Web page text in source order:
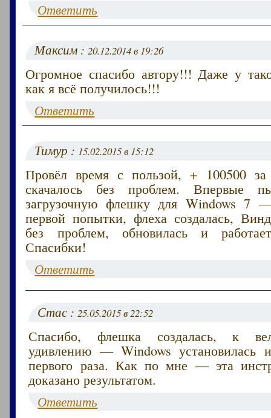
Ответить
Максим :20.12.2014 в 19:26
Огромное спасибо автору!!! Даже у
как я всё получилось!!!
Ответить
Тимур : 15.02.2015 в 15:12
Провёл время с пользой, + 100500 за
скачалось без проблем. Впервые
загрузочную флешку для Windows 7
первой попытки, флеха создалась,
без проблем, обновилась и
Спасибки!
Ответить
Стас :25.05.2015 в 22:52
Спасибо, флешка создалась, к
удивлению — Windows установилась
первого раза. Как по мне — эта
доказано результатом.
Ответить